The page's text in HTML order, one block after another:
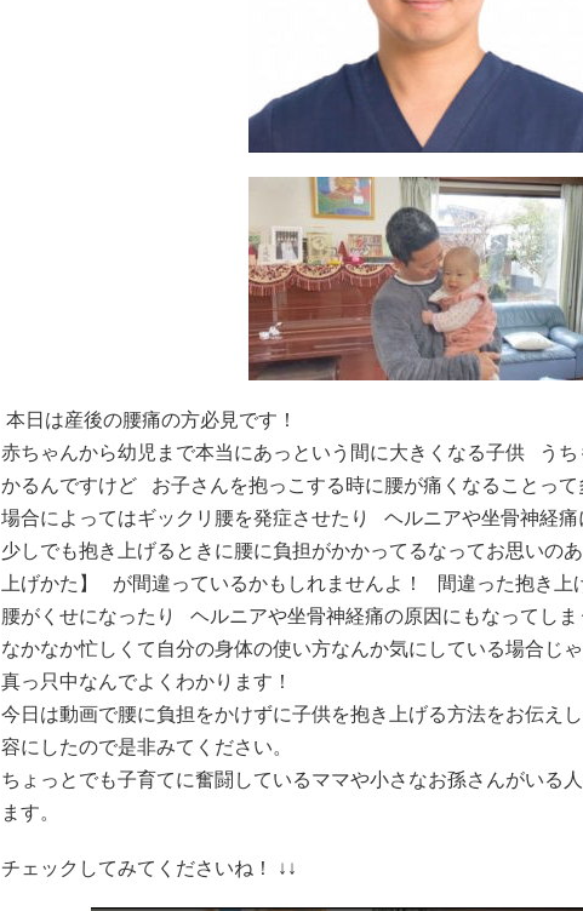
本日は産後の腰痛の方必見です！
赤ちゃんから幼児まで本当にあっという間に大きくなる子供 う
かるんですけど お子さんを抱っこする時に腰が痛くなることって
場合によってはギックリ腰を発症させたり ヘルニアや坐骨神経
少しでも抱き上げるときに腰に負担がかかってるなってお思い
上げかた】 が間違っているかもしれませんよ！ 間違った抱き
腰がくせになったり ヘルニアや坐骨神経痛の原因にもなってしま
なかなか忙しくて自分の身体の使い方なんか気にしている場合じ
真っ只中なんでよくわかります！
今日は動画で腰に負担をかけずに子供を抱き上げる方法をお伝え
容にしたので是非みてください。
ちょっとでも子育てに奮闘しているママや小さなお孫さんがいる
ます。
チェックしてみてくださいね！ ↓↓